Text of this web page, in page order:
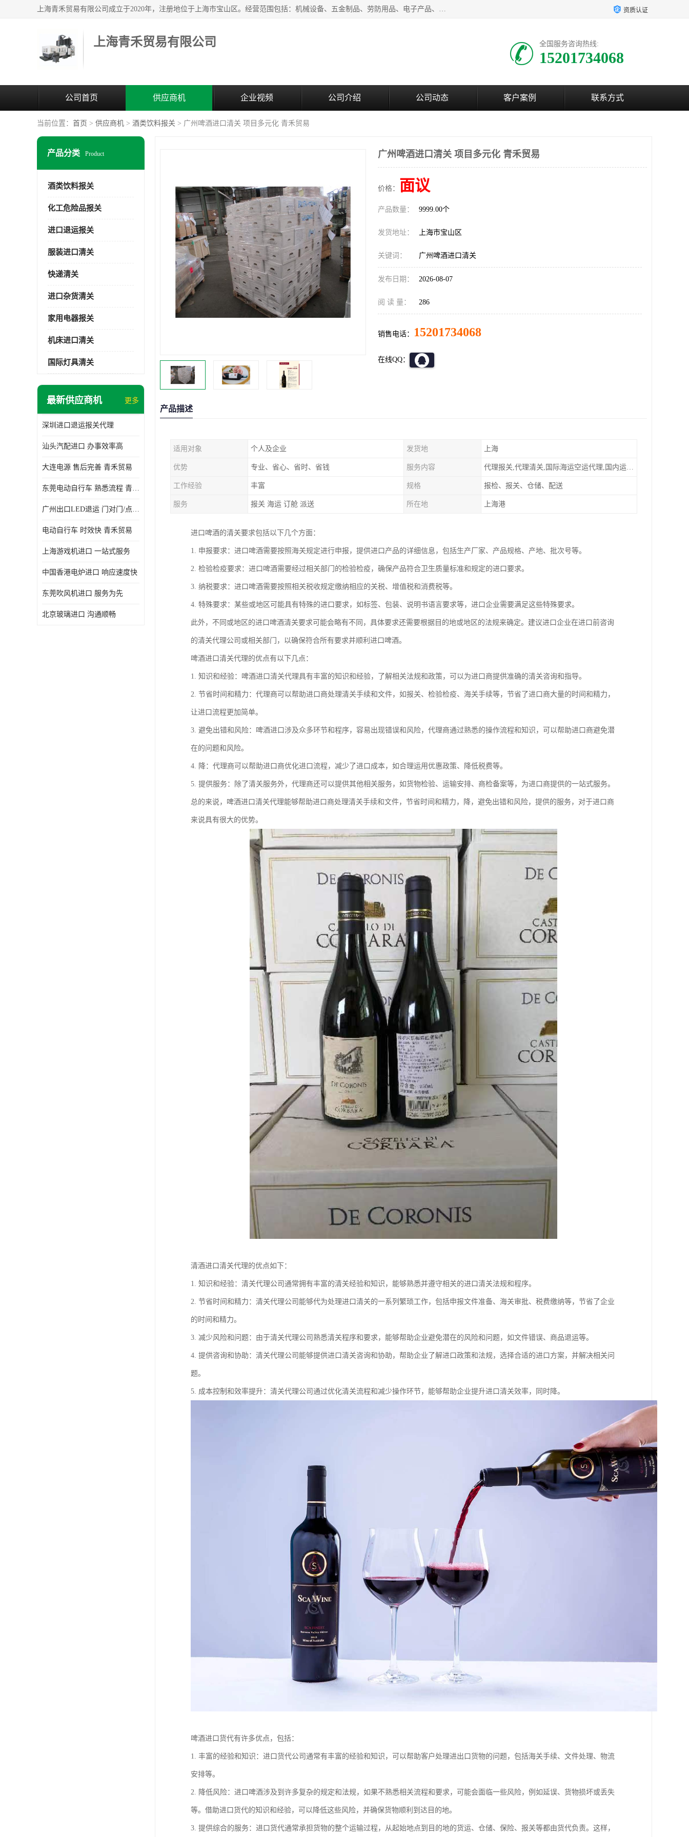
上海青禾贸易有限公司成立于2020年，注册地位于上海市宝山区。经营范围包括：机械设备、五金制品、劳防用品、电子产品、塑胶制品、家具、模具、纺织品、仪器仪表、建筑材料、装饰材料、化工产品、金属制品、机车配件等货物进出口报关、清关服务。 资质认证
上海青禾贸易有限公司 全国服务咨询热线:
15201734068
公司首页 供应商机 企业视频 公司介绍 公司动态 客户案例 联系方式
当前位置： 首页 > 供应商机 > 酒类饮料报关 > 广州啤酒进口清关 项目多元化 青禾贸易
产品分类 Product
酒类饮料报关
化工危险品报关
进口退运报关
服装进口清关
快递清关
进口杂货清关
家用电器报关
机床进口清关
国际灯具清关
最新供应商机 更多
深圳进口退运报关代理
汕头汽配进口 办事效率高
大连电源 售后完善 青禾贸易
东莞电动自行车 熟悉流程 青禾贸易
广州出口LED退运 门对门/点对点
电动自行车 时效快 青禾贸易
上海游戏机进口 一站式服务
中国香港电炉进口 响应速度快
东莞吹风机进口 服务为先
北京玻璃进口 沟通顺畅
广州啤酒进口清关 项目多元化 青禾贸易
价格： 面议
产品数量： 9999.00个
发货地址： 上海市宝山区
关键词： 广州啤酒进口清关
发布日期： 2026-08-07
阅 读 量： 286
销售电话： 15201734068
在线QQ：
产品描述
适用对象 个人及企业 发货地 上海
优势 专业、省心、省时、省钱 服务内容 代理报关,代理清关,国际海运空运代理,国内运输派送
工作经验 丰富 规格 报检、报关、仓储、配送
服务 报关 海运 订舱 派送 所在地 上海港
进口啤酒的清关要求包括以下几个方面：
1. 申报要求：进口啤酒需要按照海关规定进行申报，提供进口产品的详细信息，包括生产厂家、产品规格、产地、批次号等。
2. 检验检疫要求：进口啤酒需要经过相关部门的检验检疫，确保产品符合卫生质量标准和规定的进口要求。
3. 纳税要求：进口啤酒需要按照相关税收规定缴纳相应的关税、增值税和消费税等。
4. 特殊要求：某些或地区可能具有特殊的进口要求，如标签、包装、说明书语言要求等，进口企业需要满足这些特殊要求。
此外，不同或地区的进口啤酒清关要求可能会略有不同，具体要求还需要根据目的地或地区的法规来确定。建议进口企业在进口前咨询
的清关代理公司或相关部门，以确保符合所有要求并顺利进口啤酒。
啤酒进口清关代理的优点有以下几点：
1. 知识和经验：啤酒进口清关代理具有丰富的知识和经验，了解相关法规和政策，可以为进口商提供准确的清关咨询和指导。
2. 节省时间和精力：代理商可以帮助进口商处理清关手续和文件，如报关、检验检疫、海关手续等，节省了进口商大量的时间和精力，
让进口流程更加简单。
3. 避免出错和风险：啤酒进口涉及众多环节和程序，容易出现错误和风险，代理商通过熟悉的操作流程和知识，可以帮助进口商避免潜
在的问题和风险。
4. 降：代理商可以帮助进口商优化进口流程，减少了进口成本，如合理运用优惠政策、降低税费等。
5. 提供服务：除了清关服务外，代理商还可以提供其他相关服务，如货物检验、运输安排、商检备案等，为进口商提供的一站式服务。
总的来说，啤酒进口清关代理能够帮助进口商处理清关手续和文件，节省时间和精力，降，避免出错和风险，提供的服务，对于进口商
来说具有很大的优势。
清酒进口清关代理的优点如下：
1. 知识和经验：清关代理公司通常拥有丰富的清关经验和知识，能够熟悉并遵守相关的进口清关法规和程序。
2. 节省时间和精力：清关代理公司能够代为处理进口清关的一系列繁琐工作，包括申报文件准备、海关审批、税费缴纳等，节省了企业
的时间和精力。
3. 减少风险和问题：由于清关代理公司熟悉清关程序和要求，能够帮助企业避免潜在的风险和问题，如文件错误、商品退运等。
4. 提供咨询和协助：清关代理公司能够提供进口清关咨询和协助，帮助企业了解进口政策和法规，选择合适的进口方案，并解决相关问
题。
5. 成本控制和效率提升：清关代理公司通过优化清关流程和减少操作环节，能够帮助企业提升进口清关效率，同时降。
啤酒进口货代有许多优点，包括：
1. 丰富的经验和知识：进口货代公司通常有丰富的经验和知识，可以帮助客户处理进出口货物的问题，包括海关手续、文件处理、物流
安排等。
2. 降低风险：进口啤酒涉及到许多复杂的规定和法规，如果不熟悉相关流程和要求，可能会面临一些风险，例如延误、货物损坏或丢失
等。借助进口货代的知识和经验，可以降低这些风险，并确保货物顺利到达目的地。
3. 提供综合的服务：进口货代通常承担货物的整个运输过程，从起始地点到目的地的货运、仓储、保险、报关等都由货代负责。这样，